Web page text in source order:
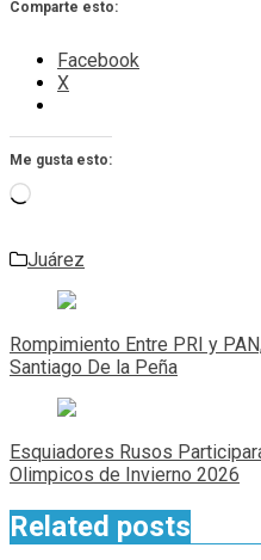
Comparte esto:
Facebook
X
Me gusta esto:
Cargando...
Juárez
Navegación
de
entradas
Rompimiento Entre PRI y
Santiago De la Peña
Esquiadores Rusos
Olimpicos de Invierno 2026
Related posts